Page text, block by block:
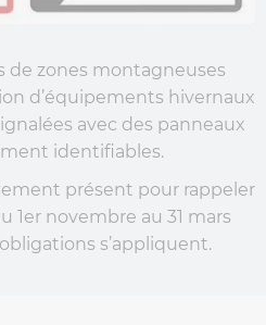
de zones montagneuses
d’équipements hivernaux
avec des panneaux
identifiables.
présent pour rappeler
1er novembre au 31 mars
s’appliquent.